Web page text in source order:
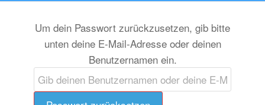
Um dein Passwort zurückzusetzen, gib bitte
unten deine E-Mail-Adresse oder deinen
Benutzernamen ein.